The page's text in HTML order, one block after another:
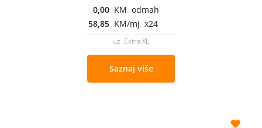
0,00 KM odmah
58,85 KM/mj x24
uz Extra XL
Saznaj više